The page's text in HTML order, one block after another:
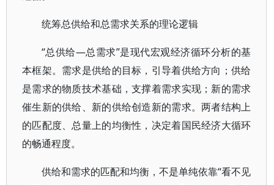
统筹总供给和总需求关系的理论逻辑
“总供给—总需求”是现代宏观经济循环分析的基
本框架。需求是供给的目标，引导着供给方向；供给
是需求的物质技术基础，支撑着需求实现；新的需求
催生新的供给、新的供给创造新的需求。两者结构上
的匹配度、总量上的均衡性，决定着国民经济大循环
的畅通程度。
供给和需求的匹配和均衡，不是单纯依靠“看不见